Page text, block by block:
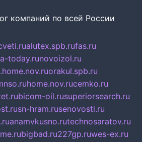
компаний по всей России
alutex.spb.rufas.ru
today.runovoizol.ru
orakul.spb.ru
home.nov.rucemko.ru
bicom-oil.rusuperiorsearch.ru
sn-hram.rusenovosti.ru
anamvkusno.rutechnosaratov.ru
bigbad.ru227gp.ruwes-ex.ru